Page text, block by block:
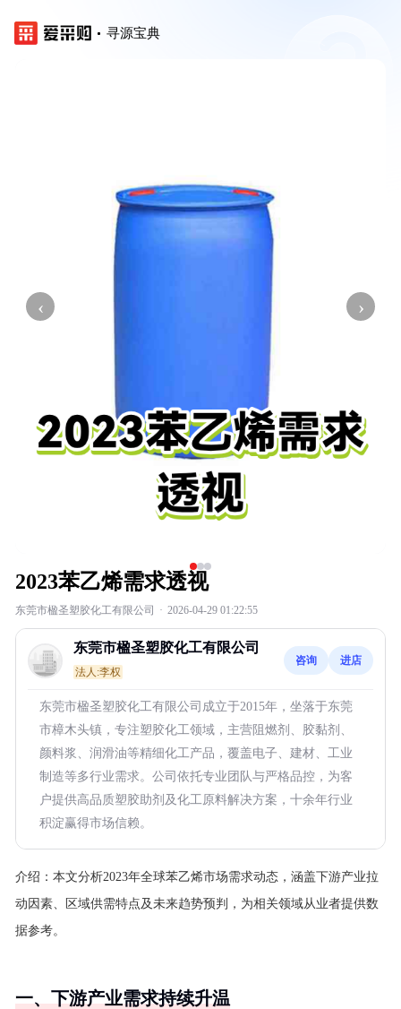
寻源宝典
‹ ›
2023苯乙烯需求透视
东莞市楹圣塑胶化工有限公司 · 2026-04-29 01:22:55
东莞市楹圣塑胶化工有限公司
法人:李权
咨询 进店
东莞市楹圣塑胶化工有限公司成立于2015年，坐落于东莞
市樟木头镇，专注塑胶化工领域，主营阻燃剂、胶黏剂、
颜料浆、润滑油等精细化工产品，覆盖电子、建材、工业
制造等多行业需求。公司依托专业团队与严格品控，为客
户提供高品质塑胶助剂及化工原料解决方案，十余年行业
积淀赢得市场信赖。
介绍： 本文分析2023年全球苯乙烯市场需求动态，涵盖下游产业拉
动因素、区域供需特点及未来趋势预判，为相关领域从业者提供数
据参考。
一、下游产业需求持续升温